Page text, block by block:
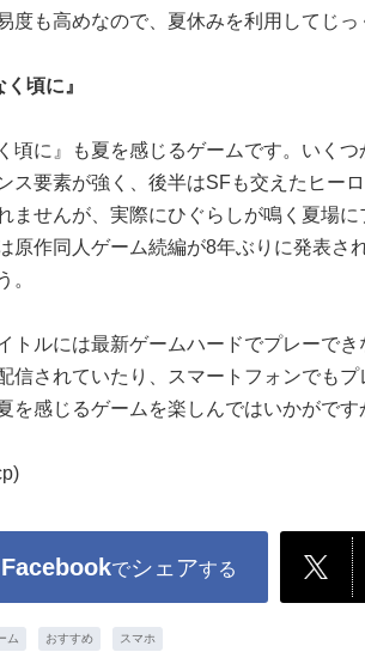
度も高めなので、夏休みを利用してじっ
頃に』
頃に』も夏を感じるゲームです。いく
ス要素が強く、後半はSFも交えたヒー
ませんが、実際にひぐらしが鳴く夏場
原作同人ゲーム続編が8年ぶりに発表さ
。
トルには最新ゲームハードでプレーで
信されていたり、スマートフォンでも
を感じるゲームを楽しんではいかがです
Facebookでシェアする
ム おすすめ スマホ